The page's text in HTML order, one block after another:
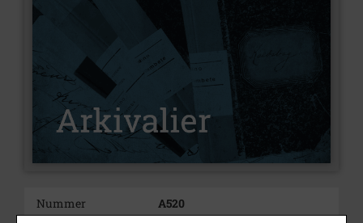
Nummer
A520